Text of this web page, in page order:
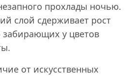
прохлады ночью.
слой сдерживает рост
у цветов
от искусственных